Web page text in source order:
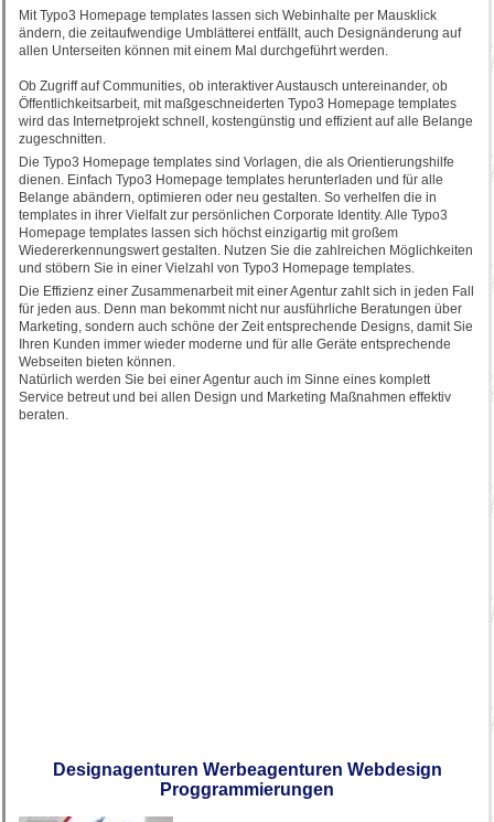
Mit Typo3 Homepage templates lassen sich Webinhalte per Mausklick
ändern, die zeitaufwendige Umblätterei entfällt, auch Designänderung auf
allen Unterseiten können mit einem Mal durchgeführt werden.
Ob Zugriff auf Communities, ob interaktiver Austausch untereinander, ob
Öffentlichkeitsarbeit, mit maßgeschneiderten Typo3 Homepage templates
wird das Internetprojekt schnell, kostengünstig und effizient auf alle Belange
zugeschnitten.
Die Typo3 Homepage templates sind Vorlagen, die als Orientierungshilfe
dienen. Einfach Typo3 Homepage templates herunterladen und für alle
Belange abändern, optimieren oder neu gestalten. So verhelfen die in
templates in ihrer Vielfalt zur persönlichen Corporate Identity. Alle Typo3
Homepage templates lassen sich höchst einzigartig mit großem
Wiedererkennungswert gestalten. Nutzen Sie die zahlreichen Möglichkeiten
und stöbern Sie in einer Vielzahl von Typo3 Homepage templates.
Die Effizienz einer Zusammenarbeit mit einer Agentur zahlt sich in jeden Fall
für jeden aus. Denn man bekommt nicht nur ausführliche Beratungen über
Marketing, sondern auch schöne der Zeit entsprechende Designs, damit Sie
Ihren Kunden immer wieder moderne und für alle Geräte entsprechende
Webseiten bieten können.
Natürlich werden Sie bei einer Agentur auch im Sinne eines komplett
Service betreut und bei allen Design und Marketing Maßnahmen effektiv
beraten.
Designagenturen Werbeagenturen Webdesign
Proggrammierungen